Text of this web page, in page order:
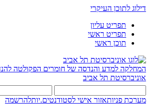
דילוג לתוכן העיקרי
תפריט עליון
תפריט ראשי
תוכן ראשי
המחלקה למדע והנדסה של חומרים הפקולטה
אוניברסיטת תל אביב
מערכת פניותאזור אישי לסטודנטים.יותלהרשמה